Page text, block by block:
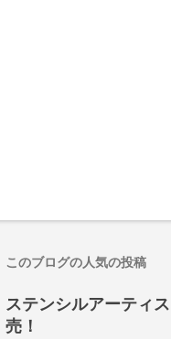
このブログの人気の投稿
ステンシルアーティ
売！